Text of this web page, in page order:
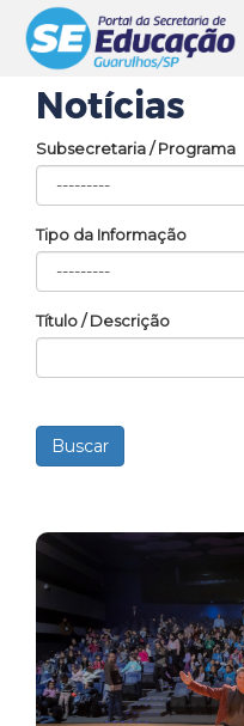
Notícias
Subsecretaria / Programa
Tipo da Informação
Título / Descrição